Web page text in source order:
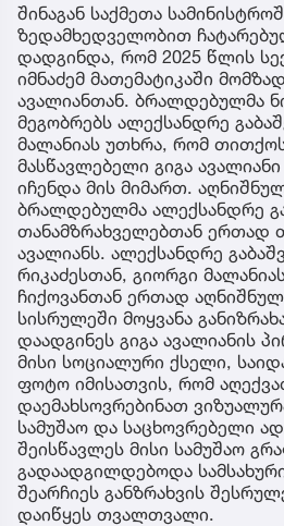
შინაგან საქმეთა
ზედამხედველობით
დადგინდა, რომ 2025 წლის
იმნაძემ მათემატიკაში
ავალიანთან. ბრალდებულმა
მეგობრებს ალექსანდრე
მალანიას უთხრა, რომ
მასწავლებელი გიგა
იჩენდა მის მიმართ.
ბრალდებულმა ალექსანდრე
თანამზრახველებთან ერთად
ავალიანს. ალექსანდრე
რიკაძესთან, გიორგი
ჩიქოვანთან ერთად
სისრულეში მოყვანა
დაადგინეს გიგა ავალიანის
მისი სოციალური ქსელი,
ფოტო იმისათვის, რომ
დაემახსოვრებინათ
სამუშაო და საცხოვრებელი
შეისწავლეს მისი სამუშაო
გადაადგილდებოდა
შეარჩიეს განზრახვის
დაიწყეს თვალთვალი.